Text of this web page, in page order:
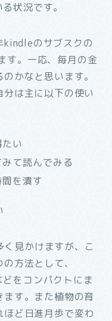
状況です。
kindleのサブスクの
。一応、毎月の金
かなと思います。
は主に以下の使い
い
て読んでみる
を潰す
見かけますが、こ
方法として、
をコンパクトにま
す。また植物の育
ど日進月歩で変わ